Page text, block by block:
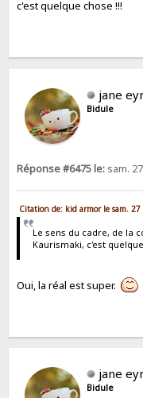
c'est quelque chose !!!
jane
Bidule
Réponse #6475 le: sam.
Citation de: kid armor le sam.
Le sens du cadre, de la
Kaurismaki, c'est
Oui, la réal est super.
jane
Bidule